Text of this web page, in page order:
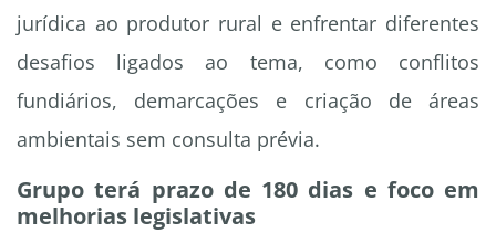
jurídica ao produtor rural e enfrentar diferentes
desafios ligados ao tema, como conflitos
fundiários, demarcações e criação de áreas
ambientais sem consulta prévia.
Grupo terá prazo de 180 dias e foco em
melhorias legislativas